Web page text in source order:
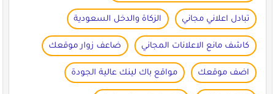
تبادل اعلاني مجاني الزكاة والدخل السعودية
كاشف مانع الاعلانات المجاني ضاعف زوار موقعك
اضف موقعك مواقع باك لينك عالية الجودة